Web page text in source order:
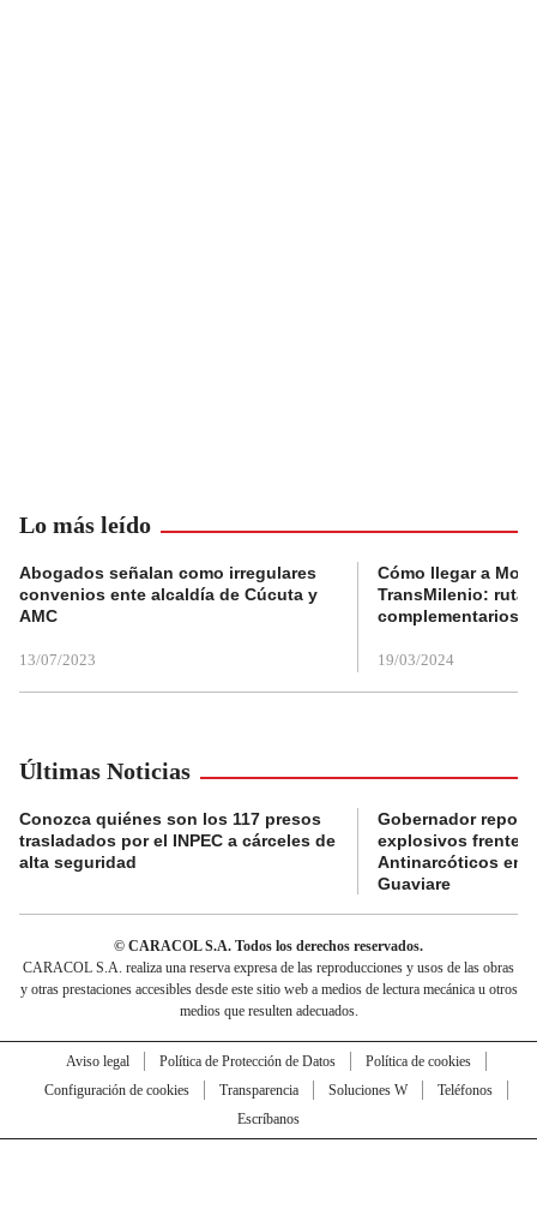
Lo más leído
Abogados señalan como irregulares
convenios ente alcaldía de Cúcuta y
AMC
13/07/2023
Cómo llegar a
TransMilenio:
complementarios
19/03/2024
Últimas Noticias
Conozca quiénes son los 117 presos
trasladados por el INPEC a cárceles de
alta seguridad
Gobernador
explosivos frente a
Antinarcóticos en
Guaviare
© CARACOL S.A. Todos los derechos reservados.
CARACOL S.A. realiza una reserva expresa de las reproducciones y usos de las obras
y otras prestaciones accesibles desde este sitio web a medios de lectura mecánica u otros
medios que resulten adecuados.
Aviso legal Política de Protección de Datos
Política de cookies
Configuración de cookies
Transparencia Soluciones W
Teléfonos
Escríbanos